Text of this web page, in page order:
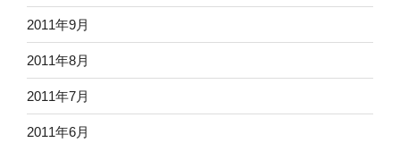
2011年9月
2011年8月
2011年7月
2011年6月